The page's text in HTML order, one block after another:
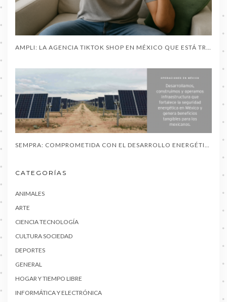
CATEGORÍAS
ANIMALES
ARTE
CIENCIA TECNOLOGÍA
CULTURA SOCIEDAD
DEPORTES
GENERAL
HOGAR Y TIEMPO LIBRE
INFORMÁTICA Y ELECTRÓNICA